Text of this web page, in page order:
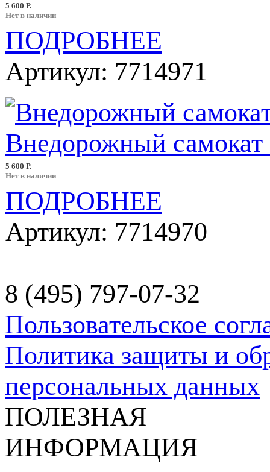
5 600 Р.
Нет в наличии
ПОДРОБНЕЕ
Артикул: 7714971
Внедорожный самокат
5 600 Р.
Нет в наличии
ПОДРОБНЕЕ
Артикул: 7714970
8 (495) 797-07-32
Пользовательское
Политика защиты и
персональных данных
ПОЛЕЗНАЯ
ИНФОРМАЦИЯ